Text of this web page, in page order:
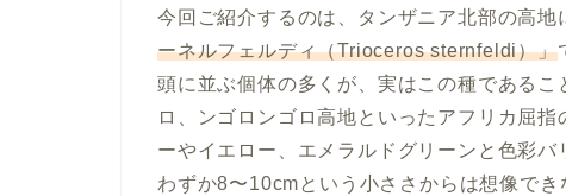
今回ご紹介するのは、タンザニア北部の高地
ーネルフェルディ（Trioceros sternfeldi）」
頭に並ぶ個体の多くが、実はこの種である
ロ、ンゴロンゴロ高地といったアフリカ屈
ーやイエロー、エメラルドグリーンと色彩
わずか8〜10cmという小ささからは想像でき